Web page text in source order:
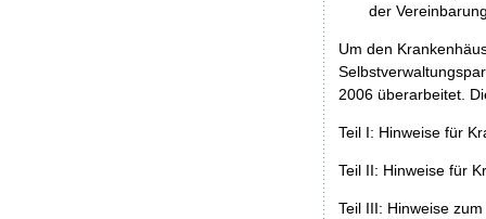
der
Um den
2006 überarbeitet.
Teil I: Hinweise für
Teil II: Hinweise für
Teil III: Hinweise